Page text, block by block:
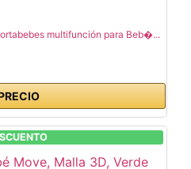
multifunción para Beb�...